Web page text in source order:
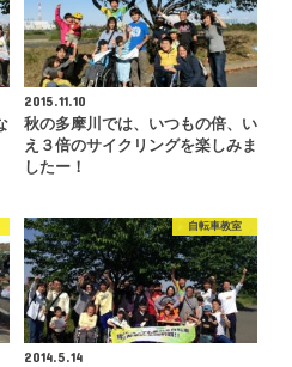
2015.11.10
秋の多摩川では、いつもの倍、い
え３倍のサイクリングを楽しみま
したー！
自転車教室
2014.5.14